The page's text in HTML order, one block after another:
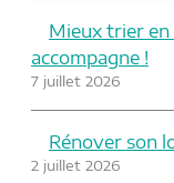
Mieux trier en
accompagne !
7 juillet 2026
Rénover son
2 juillet 2026